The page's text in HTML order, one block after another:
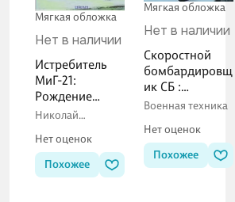
Мягкая обложка
Нет в наличии
Истребитель
МиГ-21:
Рождение
легенды
Николай
Нет оценок
Похожее
Мягкая обложка
Нет в наличии
Скоростной
бомбардировщ
ик СБ :
Развитие
Военная техника
Нет оценок
Похожее